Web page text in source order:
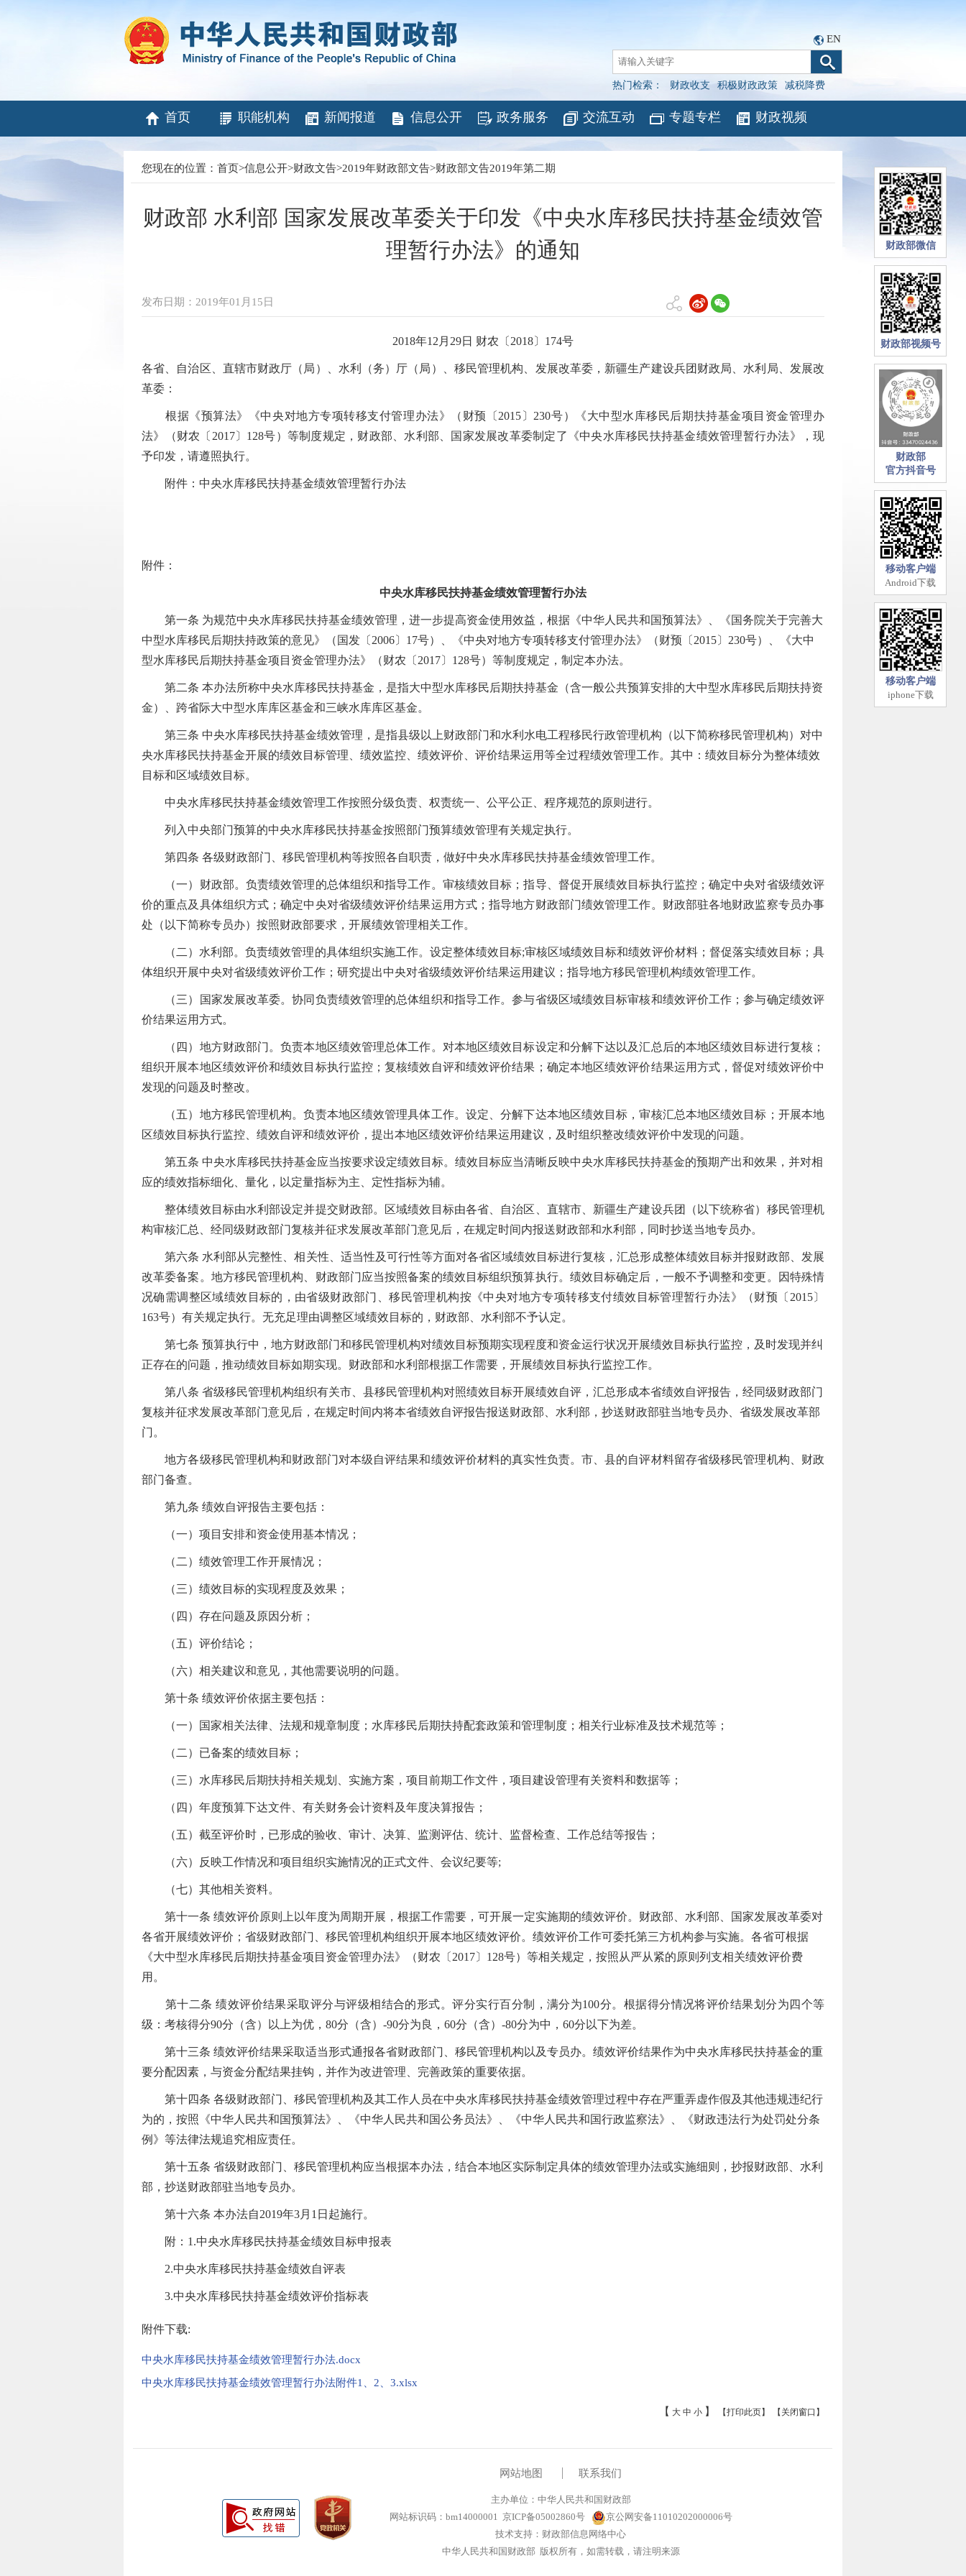
EN
热门检索： 财政收支 积极财政政策 减税降费
首页 职能机构 新闻报道 信息公开 政务服务 交流互动 专题专栏 财政视频
您现在的位置： 首页>信息公开>财政文告>2019年财政部文告>财政部文告2019年第二期
财政部 水利部 国家发展改革委关于印发《中央水库移民扶持基金绩效管
理暂行办法》的通知
发布日期：2019年01月15日
2018年12月29日 财农〔2018〕174号
各省、自治区、直辖市财政厅（局）、水利（务）厅（局）、移民管理机构、发展改革委，新疆生产建设兵团财政局、水利局、发展改
革委：
根据《预算法》《中央对地方专项转移支付管理办法》（财预〔2015〕230号）《大中型水库移民后期扶持基金项目资金管理办
法》（财农〔2017〕128号）等制度规定，财政部、水利部、国家发展改革委制定了《中央水库移民扶持基金绩效管理暂行办法》，现
予印发，请遵照执行。
附件：中央水库移民扶持基金绩效管理暂行办法
附件：
中央水库移民扶持基金绩效管理暂行办法
第一条 为规范中央水库移民扶持基金绩效管理，进一步提高资金使用效益，根据《中华人民共和国预算法》、《国务院关于完善大
中型水库移民后期扶持政策的意见》（国发〔2006〕17号）、《中央对地方专项转移支付管理办法》（财预〔2015〕230号）、《大中
型水库移民后期扶持基金项目资金管理办法》（财农〔2017〕128号）等制度规定，制定本办法。
第二条 本办法所称中央水库移民扶持基金，是指大中型水库移民后期扶持基金（含一般公共预算安排的大中型水库移民后期扶持资
金）、跨省际大中型水库库区基金和三峡水库库区基金。
第三条 中央水库移民扶持基金绩效管理，是指县级以上财政部门和水利水电工程移民行政管理机构（以下简称移民管理机构）对中
央水库移民扶持基金开展的绩效目标管理、绩效监控、绩效评价、评价结果运用等全过程绩效管理工作。其中：绩效目标分为整体绩效
目标和区域绩效目标。
中央水库移民扶持基金绩效管理工作按照分级负责、权责统一、公平公正、程序规范的原则进行。
列入中央部门预算的中央水库移民扶持基金按照部门预算绩效管理有关规定执行。
第四条 各级财政部门、移民管理机构等按照各自职责，做好中央水库移民扶持基金绩效管理工作。
（一）财政部。负责绩效管理的总体组织和指导工作。审核绩效目标；指导、督促开展绩效目标执行监控；确定中央对省级绩效评
价的重点及具体组织方式；确定中央对省级绩效评价结果运用方式；指导地方财政部门绩效管理工作。财政部驻各地财政监察专员办事
处（以下简称专员办）按照财政部要求，开展绩效管理相关工作。
（二）水利部。负责绩效管理的具体组织实施工作。设定整体绩效目标;审核区域绩效目标和绩效评价材料；督促落实绩效目标；具
体组织开展中央对省级绩效评价工作；研究提出中央对省级绩效评价结果运用建议；指导地方移民管理机构绩效管理工作。
（三）国家发展改革委。协同负责绩效管理的总体组织和指导工作。参与省级区域绩效目标审核和绩效评价工作；参与确定绩效评
价结果运用方式。
（四）地方财政部门。负责本地区绩效管理总体工作。对本地区绩效目标设定和分解下达以及汇总后的本地区绩效目标进行复核；
组织开展本地区绩效评价和绩效目标执行监控；复核绩效自评和绩效评价结果；确定本地区绩效评价结果运用方式，督促对绩效评价中
发现的问题及时整改。
（五）地方移民管理机构。负责本地区绩效管理具体工作。设定、分解下达本地区绩效目标，审核汇总本地区绩效目标；开展本地
区绩效目标执行监控、绩效自评和绩效评价，提出本地区绩效评价结果运用建议，及时组织整改绩效评价中发现的问题。
第五条 中央水库移民扶持基金应当按要求设定绩效目标。绩效目标应当清晰反映中央水库移民扶持基金的预期产出和效果，并对相
应的绩效指标细化、量化，以定量指标为主、定性指标为辅。
整体绩效目标由水利部设定并提交财政部。区域绩效目标由各省、自治区、直辖市、新疆生产建设兵团（以下统称省）移民管理机
构审核汇总、经同级财政部门复核并征求发展改革部门意见后，在规定时间内报送财政部和水利部，同时抄送当地专员办。
第六条 水利部从完整性、相关性、适当性及可行性等方面对各省区域绩效目标进行复核，汇总形成整体绩效目标并报财政部、发展
改革委备案。地方移民管理机构、财政部门应当按照备案的绩效目标组织预算执行。绩效目标确定后，一般不予调整和变更。因特殊情
况确需调整区域绩效目标的，由省级财政部门、移民管理机构按《中央对地方专项转移支付绩效目标管理暂行办法》（财预〔2015〕
163号）有关规定执行。无充足理由调整区域绩效目标的，财政部、水利部不予认定。
第七条 预算执行中，地方财政部门和移民管理机构对绩效目标预期实现程度和资金运行状况开展绩效目标执行监控，及时发现并纠
正存在的问题，推动绩效目标如期实现。财政部和水利部根据工作需要，开展绩效目标执行监控工作。
第八条 省级移民管理机构组织有关市、县移民管理机构对照绩效目标开展绩效自评，汇总形成本省绩效自评报告，经同级财政部门
复核并征求发展改革部门意见后，在规定时间内将本省绩效自评报告报送财政部、水利部，抄送财政部驻当地专员办、省级发展改革部
门。
地方各级移民管理机构和财政部门对本级自评结果和绩效评价材料的真实性负责。市、县的自评材料留存省级移民管理机构、财政
部门备查。
第九条 绩效自评报告主要包括：
（一）项目安排和资金使用基本情况；
（二）绩效管理工作开展情况；
（三）绩效目标的实现程度及效果；
（四）存在问题及原因分析；
（五）评价结论；
（六）相关建议和意见，其他需要说明的问题。
第十条 绩效评价依据主要包括：
（一）国家相关法律、法规和规章制度；水库移民后期扶持配套政策和管理制度；相关行业标准及技术规范等；
（二）已备案的绩效目标；
（三）水库移民后期扶持相关规划、实施方案，项目前期工作文件，项目建设管理有关资料和数据等；
（四）年度预算下达文件、有关财务会计资料及年度决算报告；
（五）截至评价时，已形成的验收、审计、决算、监测评估、统计、监督检查、工作总结等报告；
（六）反映工作情况和项目组织实施情况的正式文件、会议纪要等;
（七）其他相关资料。
第十一条 绩效评价原则上以年度为周期开展，根据工作需要，可开展一定实施期的绩效评价。财政部、水利部、国家发展改革委对
各省开展绩效评价；省级财政部门、移民管理机构组织开展本地区绩效评价。绩效评价工作可委托第三方机构参与实施。各省可根据
《大中型水库移民后期扶持基金项目资金管理办法》（财农〔2017〕128号）等相关规定，按照从严从紧的原则列支相关绩效评价费
用。
第十二条 绩效评价结果采取评分与评级相结合的形式。评分实行百分制，满分为100分。根据得分情况将评价结果划分为四个等
级：考核得分90分（含）以上为优，80分（含）-90分为良，60分（含）-80分为中，60分以下为差。
第十三条 绩效评价结果采取适当形式通报各省财政部门、移民管理机构以及专员办。绩效评价结果作为中央水库移民扶持基金的重
要分配因素，与资金分配结果挂钩，并作为改进管理、完善政策的重要依据。
第十四条 各级财政部门、移民管理机构及其工作人员在中央水库移民扶持基金绩效管理过程中存在严重弄虚作假及其他违规违纪行
为的，按照《中华人民共和国预算法》、《中华人民共和国公务员法》、《中华人民共和国行政监察法》、《财政违法行为处罚处分条
例》等法律法规追究相应责任。
第十五条 省级财政部门、移民管理机构应当根据本办法，结合本地区实际制定具体的绩效管理办法或实施细则，抄报财政部、水利
部，抄送财政部驻当地专员办。
第十六条 本办法自2019年3月1日起施行。
附：1.中央水库移民扶持基金绩效目标申报表
2.中央水库移民扶持基金绩效自评表
3.中央水库移民扶持基金绩效评价指标表
附件下载:
中央水库移民扶持基金绩效管理暂行办法.docx
中央水库移民扶持基金绩效管理暂行办法附件1、2、3.xlsx
【 大 中 小 】 【打印此页】 【关闭窗口】
网站地图 联系我们
主办单位：中华人民共和国财政部
网站标识码：bm14000001 京ICP备05002860号
京公网安备11010202000006号
技术支持：财政部信息网络中心
中华人民共和国财政部 版权所有，如需转载，请注明来源
财政部微信
财政部视频号
财政部
官方抖音号
移动客户端
Android下载
移动客户端
iphone下载